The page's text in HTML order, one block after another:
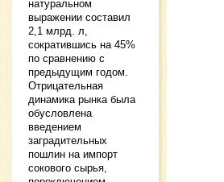
натуральном
выражении составил
2,1 млрд. л,
сократившись на 45%
по сравнению с
предыдущим годом.
Отрицательная
динамика рынка была
обусловлена
введением
заградительных
пошлин на импорт
сокового сырья,